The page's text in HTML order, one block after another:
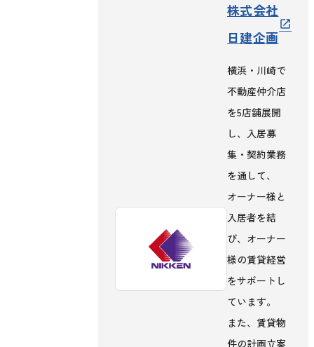
株式会社
日建企画
open_in_new
横浜・川崎で
不動産仲介店
を5店舗展開
し、入居募
集・契約業務
を通して、
オーナー様と
入居者を結
び、オーナー
様の賃貸経営
をサポートし
ています。
また、賃貸物
件の計画立案